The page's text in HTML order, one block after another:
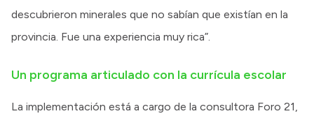
descubrieron minerales que no sabían que existían en la
provincia. Fue una experiencia muy rica”.
Un programa articulado con la currícula escolar
La implementación está a cargo de la consultora Foro 21,